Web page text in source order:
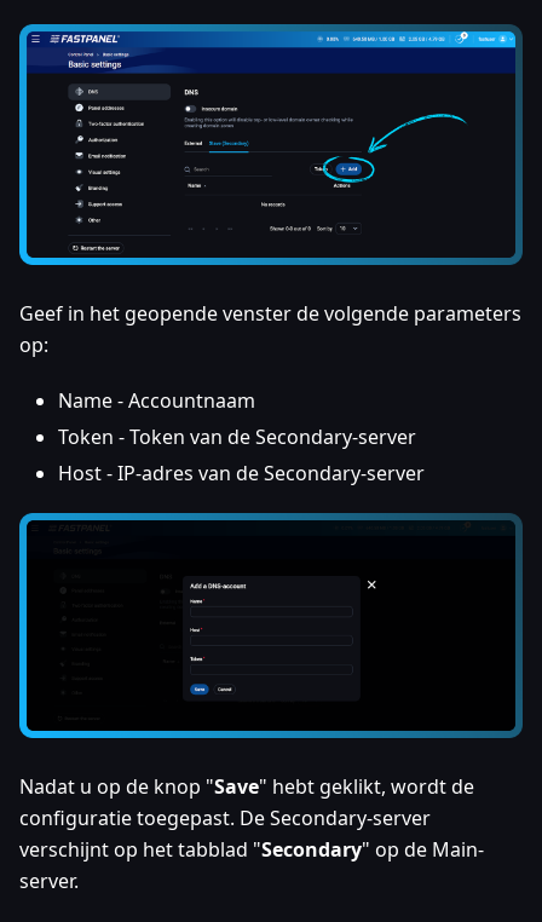
Geef in het geopende venster de volgende parameters
op:
Name - Accountnaam
Token - Token van de Secondary-server
Host - IP-adres van de Secondary-server
Nadat u op de knop "Save" hebt geklikt, wordt de
configuratie toegepast. De Secondary-server
verschijnt op het tabblad "Secondary" op de Main-
server.